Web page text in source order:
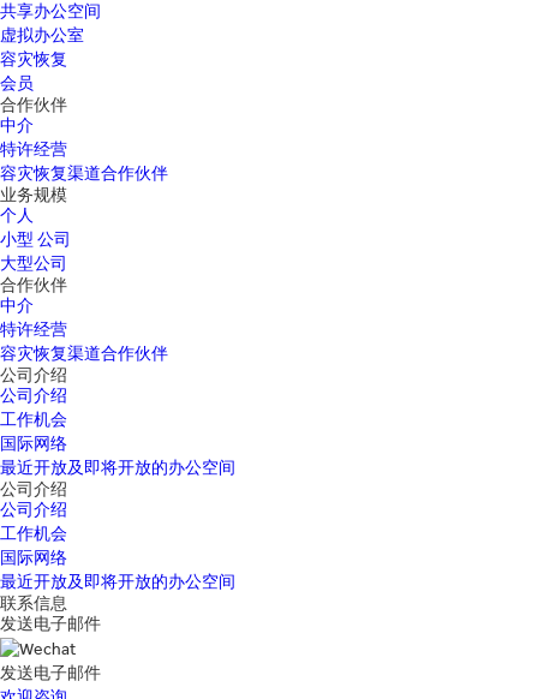
共享办公空间
虚拟办公室
容灾恢复
会员
合作伙伴
中介
特许经营
容灾恢复渠道合作伙伴
业务规模
个人
小型 公司
大型公司
合作伙伴
中介
特许经营
容灾恢复渠道合作伙伴
公司介绍
公司介绍
工作机会
国际网络
最近开放及即将开放的办公空间
公司介绍
公司介绍
工作机会
国际网络
最近开放及即将开放的办公空间
联系信息
发送电子邮件
发送电子邮件